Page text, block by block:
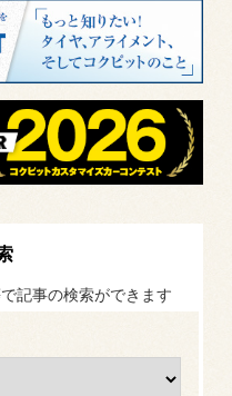
記事の検索ができます